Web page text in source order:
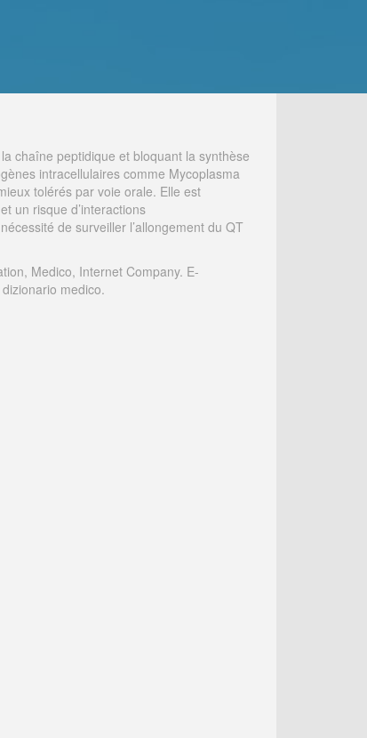
chaîne peptidique et bloquant la synthèse
intracellulaires comme Mycoplasma
tolérés par voie orale. Elle est
un risque d’interactions
de surveiller l’allongement du QT
Medico, Internet Company. E-
medico.